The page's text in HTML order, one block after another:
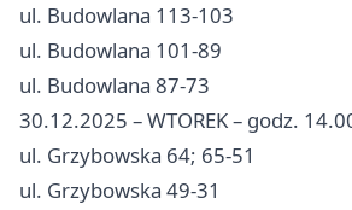
ul. Budowlana 113-103
ul. Budowlana 101-89
ul. Budowlana 87-73
30.12.2025 – WTOREK – godz.
ul. Grzybowska 64; 65-51
ul. Grzybowska 49-31